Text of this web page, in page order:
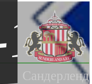
Сандерленд